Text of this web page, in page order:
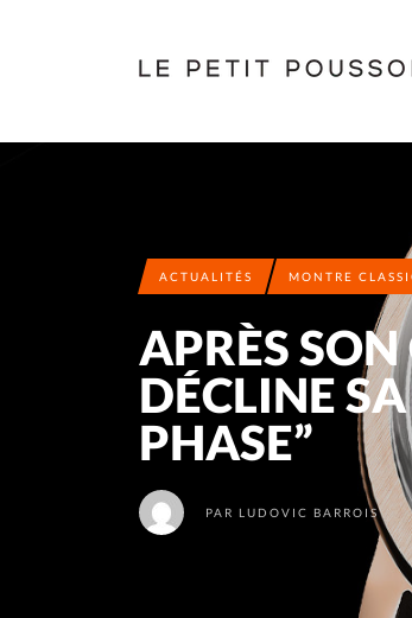
ACTUALITÉS MONTRE
APRÈS
DÉCLINE
PHASE”
PAR LUDOVIC BARROIS